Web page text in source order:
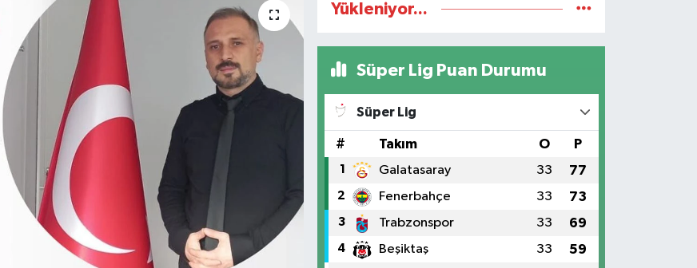
Yükleniyor...
Süper Lig Puan Durumu
Süper Lig
# Takım O P
1 Galatasaray 33 77
2 Fenerbahçe 33 73
3 Trabzonspor 33 69
4 Beşiktaş 33 59